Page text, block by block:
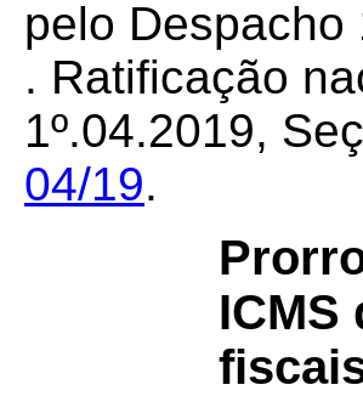
pelo Despacho
. Ratificação
1º.04.2019,
04/19.
ICMS